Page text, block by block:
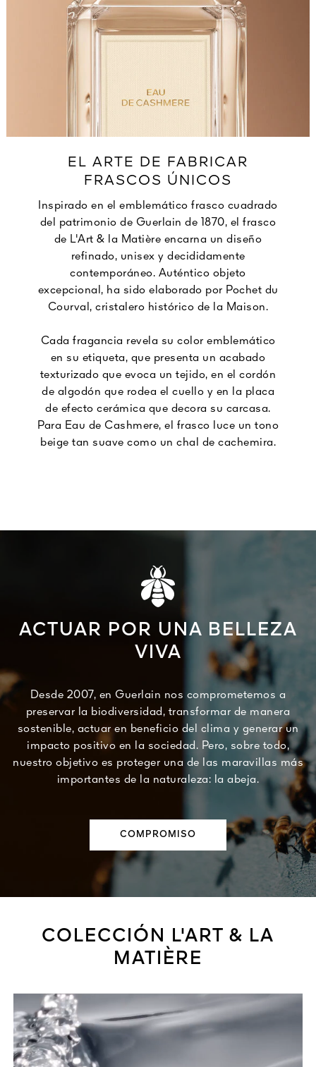
EL ARTE DE FABRICAR
FRASCOS ÚNICOS
Inspirado en el emblemático frasco cuadrado
del patrimonio de Guerlain de 1870, el frasco
de L'Art & la Matière encarna un diseño
refinado, unisex y decididamente
contemporáneo. Auténtico objeto
excepcional, ha sido elaborado por Pochet du
Courval, cristalero histórico de la Maison.
Cada fragancia revela su color emblemático
en su etiqueta, que presenta un acabado
texturizado que evoca un tejido, en el cordón
de algodón que rodea el cuello y en la placa
de efecto cerámica que decora su carcasa.
Para Eau de Cashmere, el frasco luce un tono
beige tan suave como un chal de cachemira.
ACTUAR POR UNA BELLEZA
VIVA
Desde 2007, en Guerlain nos comprometemos a
preservar la biodiversidad, transformar de manera
sostenible, actuar en beneficio del clima y generar un
impacto positivo en la sociedad. Pero, sobre todo,
nuestro objetivo es proteger una de las maravillas más
importantes de la naturaleza: la abeja.
COMPROMISO
COLECCIÓN L'ART & LA
MATIÈRE